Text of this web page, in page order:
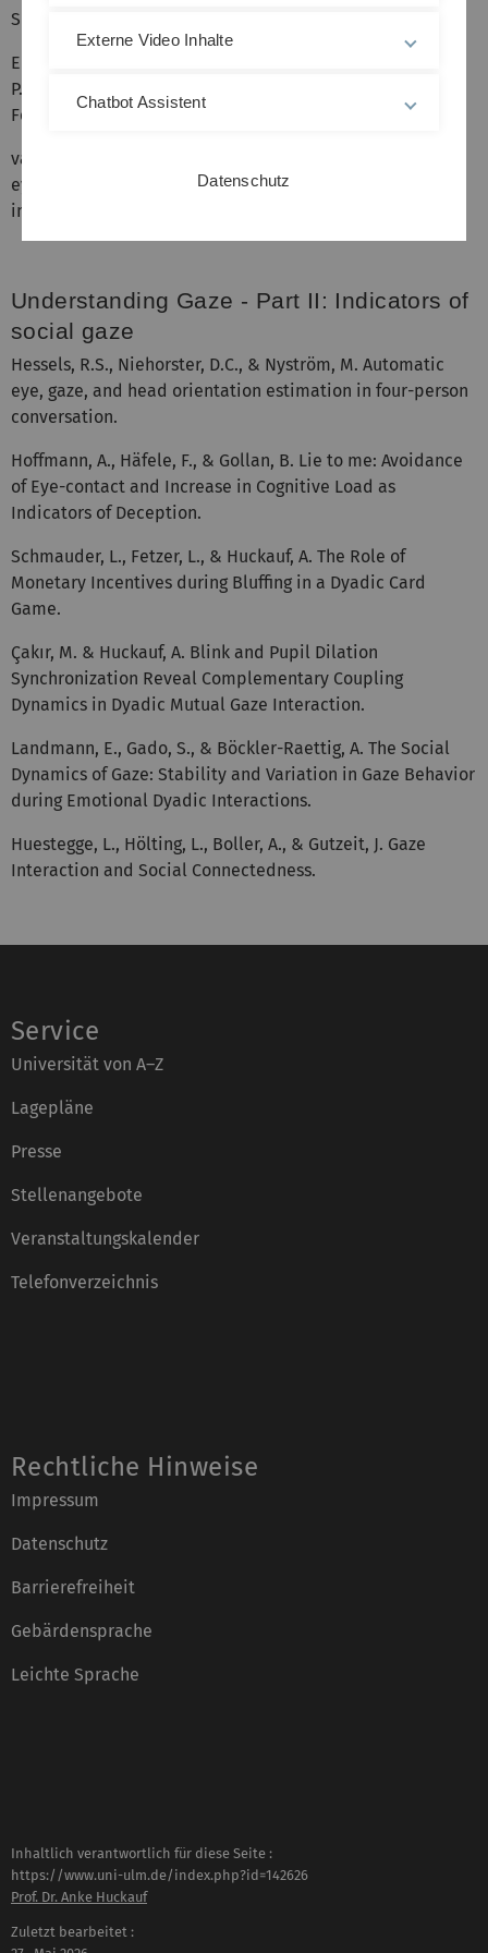
Spontaneous pupil Dynamics for User Authentication.
Einhäuser, W., Pahl, I. M., Schmitz, I., Miksch, J., & Mueller,
P. R. Looking While Walking - Gaze Guidance and Gaze
Following During Locomotion in Virtual Realities.
van Duijn, A., Landmann, E., Böckler-Raettig, A. Little Two-
eyes, where do you wander? How speakers’ gaze direction
influences social understanding in emotional contexts.
Understanding Gaze - Part II: Indicators of
social gaze
Hessels, R.S., Niehorster, D.C., & Nyström, M. Automatic
eye, gaze, and head orientation estimation in four-person
conversation.
Hoffmann, A., Häfele, F., & Gollan, B. Lie to me: Avoidance
of Eye-contact and Increase in Cognitive Load as
Indicators of Deception.
Schmauder, L., Fetzer, L., & Huckauf, A. The Role of
Monetary Incentives during Bluffing in a Dyadic Card
Game.
Çakır, M. & Huckauf, A. Blink and Pupil Dilation
Synchronization Reveal Complementary Coupling
Dynamics in Dyadic Mutual Gaze Interaction.
Landmann, E., Gado, S., & Böckler-Raettig, A. The Social
Dynamics of Gaze: Stability and Variation in Gaze Behavior
during Emotional Dyadic Interactions.
Huestegge, L., Hölting, L., Boller, A., & Gutzeit, J. Gaze
Interaction and Social Connectedness.
Service
Universität von A–Z
Lagepläne
Presse
Stellenangebote
Veranstaltungskalender
Telefonverzeichnis
Rechtliche Hinweise
Impressum
Datenschutz
Barrierefreiheit
Gebärdensprache
Leichte Sprache
Inhaltlich verantwortlich für diese Seite :
https://www.uni-ulm.de/index.php?id=142626
Prof. Dr. Anke Huckauf
Zuletzt bearbeitet :
Externe Video Inhalte
Chatbot Assistent
Datenschutz